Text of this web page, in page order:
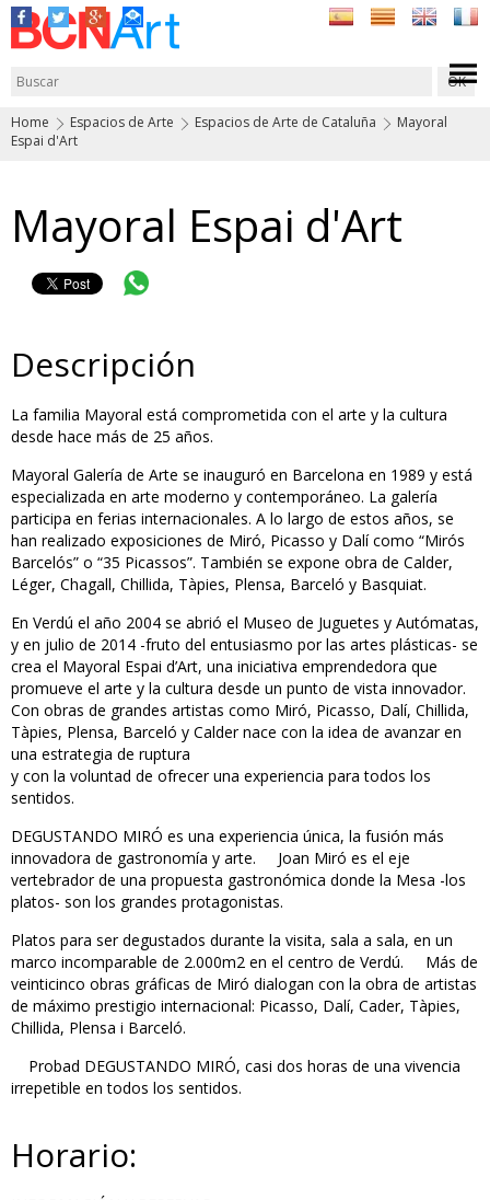
Home Espacios de Arte Espacios de Arte de Cataluña
Mayoral
Espai d'Art
Mayoral Espai d'Art
Descripción
La familia Mayoral está comprometida con el arte y la cultura
desde hace más de 25 años.
Mayoral Galería de Arte se inauguró en Barcelona en 1989 y está
especializada en arte moderno y contemporáneo. La galería
participa en ferias internacionales. A lo largo de estos años, se
han realizado exposiciones de Miró, Picasso y Dalí como “Mirós
Barcelós” o “35 Picassos”. También se expone obra de Calder,
Léger, Chagall, Chillida, Tàpies, Plensa, Barceló y Basquiat.
En Verdú el año 2004 se abrió el Museo de Juguetes y Autómatas,
y en julio de 2014 -fruto del entusiasmo por las artes plásticas- se
crea el Mayoral Espai d’Art, una iniciativa emprendedora que
promueve el arte y la cultura desde un punto de vista innovador.
Con obras de grandes artistas como Miró, Picasso, Dalí, Chillida,
Tàpies, Plensa, Barceló y Calder nace con la idea de avanzar en
una estrategia de ruptura
y con la voluntad de ofrecer una experiencia para todos los
sentidos.
DEGUSTANDO MIRÓ es una experiencia única, la fusión más
innovadora de gastronomía y arte. Joan Miró es el eje
vertebrador de una propuesta gastronómica donde la Mesa -los
platos- son los grandes protagonistas.
Platos para ser degustados durante la visita, sala a sala, en un
marco incomparable de 2.000m2 en el centro de Verdú. Más de
veinticinco obras gráficas de Miró dialogan con la obra de artistas
de máximo prestigio internacional: Picasso, Dalí, Cader, Tàpies,
Chillida, Plensa i Barceló.
Probad DEGUSTANDO MIRÓ, casi dos horas de una vivencia
irrepetible en todos los sentidos.
Horario: